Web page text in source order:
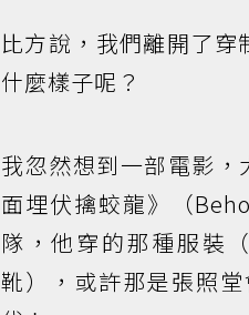
比方說，我們離開了
什麼樣子呢？
我忽然想到一部電影
面埋伏擒蛟龍》（
隊，他穿的那種服裝
靴），或許那是張照